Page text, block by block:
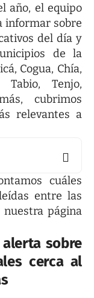
año, el equipo
informar sobre
del día y
de la
Cogua, Chía,
Tabio, Tenjo,
cubrimos
relevantes a
cuáles
entre las
nuestra página
sobre
cerca al